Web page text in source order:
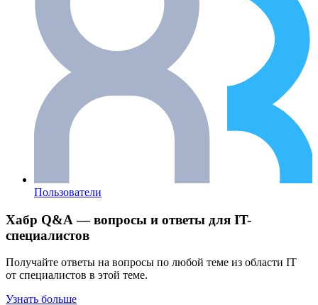
Пользователи
Хабр Q&A — вопросы и ответы для IT-
специалистов
Получайте ответы на вопросы по любой теме из области IT
от специалистов в этой теме.
Узнать больше